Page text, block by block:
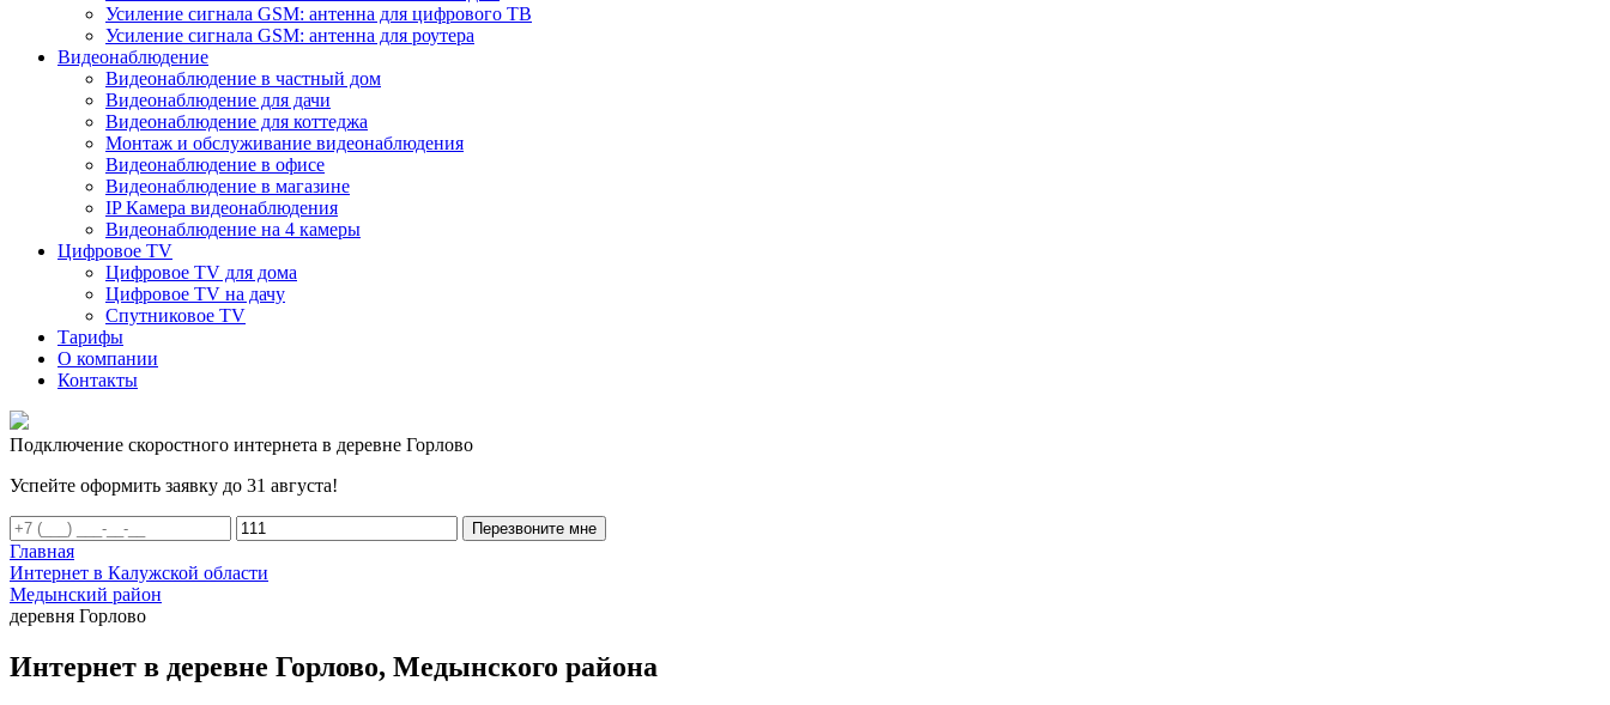
Усиление сигнала GSM: антенна для цифрового ТВ
Усиление сигнала GSM: антенна для роутера
Видеонаблюдение
Видеонаблюдение в частный дом
Видеонаблюдение для дачи
Видеонаблюдение для коттеджа
Монтаж и обслуживание видеонаблюдения
Видеонаблюдение в офисе
Видеонаблюдение в магазине
IP Камера видеонаблюдения
Видеонаблюдение на 4 камеры
Цифровое TV
Цифровое TV для дома
Цифровое TV на дачу
Спутниковое TV
Тарифы
О компании
Контакты
Подключение скоростного интернета в деревне Горлово
Успейте оформить заявку до 31 августа!
Перезвоните мне
Главная
Интернет в Калужской области
Медынский район
деревня Горлово
Интернет в деревне Горлово, Медынского района